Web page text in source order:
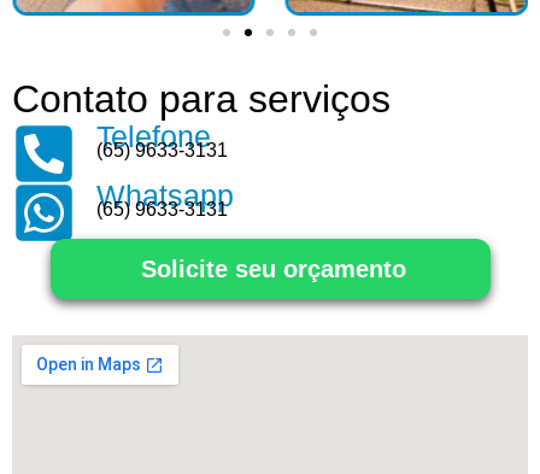
Contato para serviços
Telefone
(65) 9633-3131
Whatsapp
(65) 9633-3131
Solicite seu orçamento